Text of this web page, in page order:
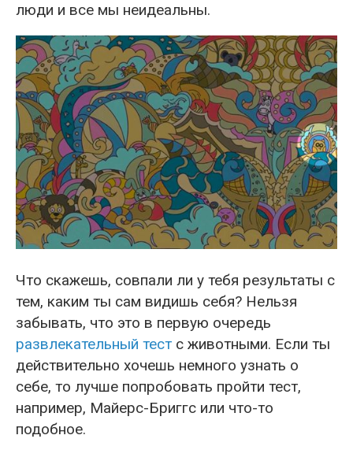
люди и все мы неидеальны.
Что скажешь, совпали ли у тебя результаты с
тем, каким ты сам видишь себя? Нельзя
забывать, что это в первую очередь
развлекательный тест с животными. Если ты
действительно хочешь немного узнать о
себе, то лучше попробовать пройти тест,
например, Майерс-Бриггс или что-то
подобное.